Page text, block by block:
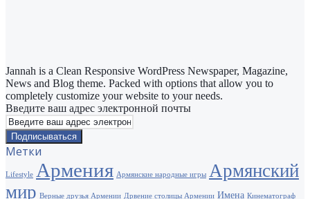
Jannah is a Clean Responsive WordPress Newspaper, Magazine,
News and Blog theme. Packed with options that allow you to
completely customize your website to your needs.
Введите ваш адрес электронной почты
Метки
Lifestyle Армения Армянские народные игры Армянский
мир Верные друзья Армении Дрвение столицы Армении Имена Кинематограф